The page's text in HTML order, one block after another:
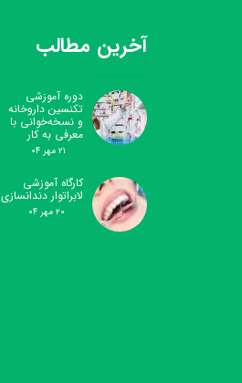
آخرین مطالب
دوره آموزشی
تکنسین داروخانه
و نسخه‌خوانی با
معرفی به کار
۲۱ مهر ۰۴
کارگاه آموزشی
لابراتوار دندانسازی
۲۰ مهر ۰۴